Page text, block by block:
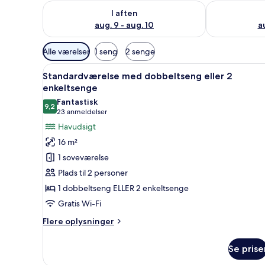
I aften
aug. 9 - aug. 10
Tjek tilgængelighed for i aften aug. 9 - aug. 10
Tjek
Tilgængelige
filtre
for
værelser
Alle værelser 1 seng 2 senge
Indlæs
alle
billeder
af
Standardværelse
med
dobbeltseng
eller
2
enkeltsenge
Et hotelværelse med seng,
10
Standardværelse med dobbeltseng eller 2
enkeltsenge
9,29,2 ud af 10
Fantastisk
23 anmeldelser
(23
anmeldelser)
Havudsigt
16 m²
1 soveværelse
Plads til 2 personer
1 dobbeltseng ELLER 2 enkeltsenge
Gratis Wi-Fi
Flere oplysninger
Flere
Se